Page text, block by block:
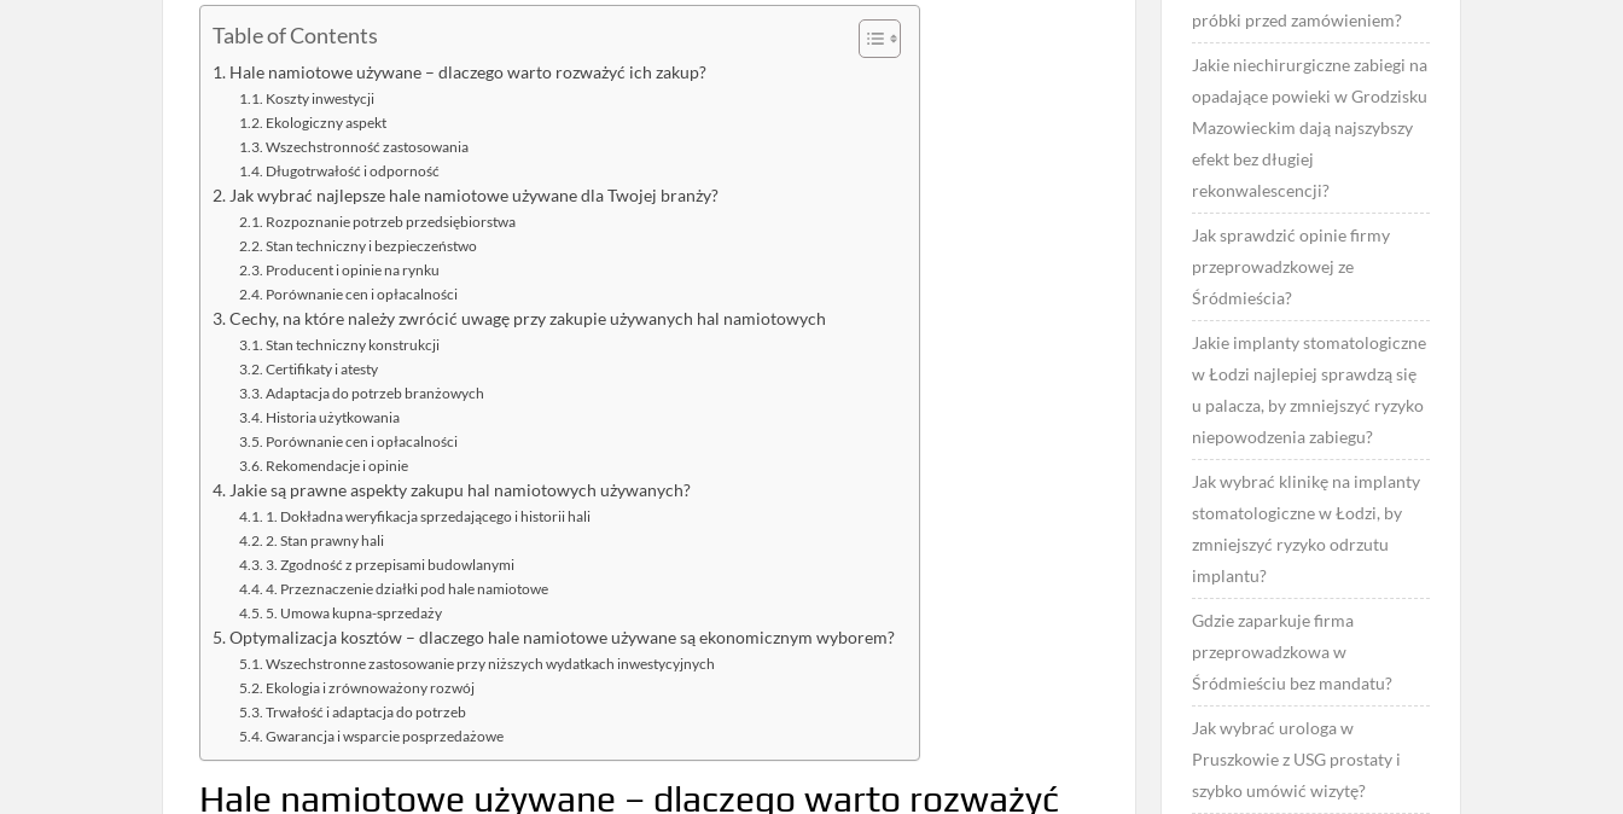
Table of Contents
Hale namiotowe używane – dlaczego warto rozważyć ich zakup?
Koszty inwestycji
Ekologiczny aspekt
Wszechstronność zastosowania
Długotrwałość i odporność
Jak wybrać najlepsze hale namiotowe używane dla Twojej branży?
Rozpoznanie potrzeb przedsiębiorstwa
Stan techniczny i bezpieczeństwo
Producent i opinie na rynku
Porównanie cen i opłacalności
Cechy, na które należy zwrócić uwagę przy zakupie używanych hal namiotowych
Stan techniczny konstrukcji
Certifikaty i atesty
Adaptacja do potrzeb branżowych
Historia użytkowania
Porównanie cen i opłacalności
Rekomendacje i opinie
Jakie są prawne aspekty zakupu hal namiotowych używanych?
1. Dokładna weryfikacja sprzedającego i historii hali
2. Stan prawny hali
3. Zgodność z przepisami budowlanymi
4. Przeznaczenie działki pod hale namiotowe
5. Umowa kupna-sprzedaży
Optymalizacja kosztów – dlaczego hale namiotowe używane są ekonomicznym wyborem?
Wszechstronne zastosowanie przy niższych wydatkach inwestycyjnych
Ekologia i zrównoważony rozwój
Trwałość i adaptacja do potrzeb
Gwarancja i wsparcie posprzedażowe
Hale namiotowe używane – dlaczego warto rozważyć
próbki przed zamówieniem?
Jakie niechirurgiczne zabiegi na
opadające powieki w Grodzisku
Mazowieckim dają najszybszy
efekt bez długiej
rekonwalescencji?
Jak sprawdzić opinie firmy
przeprowadzkowej ze
Śródmieścia?
Jakie implanty stomatologiczne
w Łodzi najlepiej sprawdzą się
u palacza, by zmniejszyć ryzyko
niepowodzenia zabiegu?
Jak wybrać klinikę na implanty
stomatologiczne w Łodzi, by
zmniejszyć ryzyko odrzutu
implantu?
Gdzie zaparkuje firma
przeprowadzkowa w
Śródmieściu bez mandatu?
Jak wybrać urologa w
Pruszkowie z USG prostaty i
szybko umówić wizytę?